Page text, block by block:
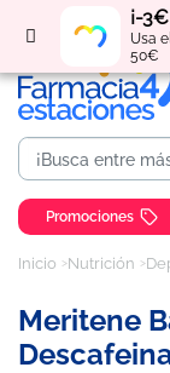
¡-
Usa
50€
Promociones
Inicio Nutrición
Meritene